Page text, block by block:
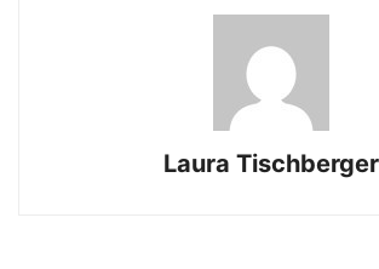
Laura Tischberger